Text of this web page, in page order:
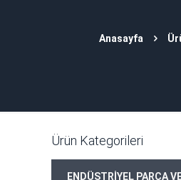
Anasayfa
Ürün Kategorileri
ENDÜSTRİYEL PARÇA